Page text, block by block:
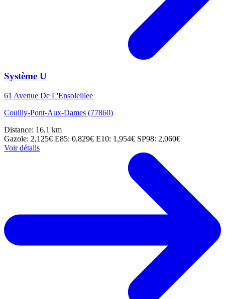
Système U
61 Avenue De L'Ensoleillee
Couilly-Pont-Aux-Dames (77860)
Distance: 16,1 km
Gazole: 2,125€ E85: 0,829€ E10: 1,954€ SP98: 2,060€
Voir détails